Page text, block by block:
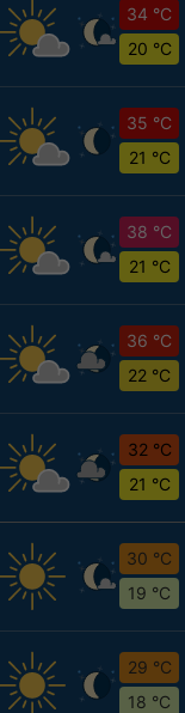
34 °C
20 °C
35 °C
21 °C
38 °C
21 °C
36 °C
22 °C
32 °C
21 °C
30 °C
19 °C
29 °C
18 °C